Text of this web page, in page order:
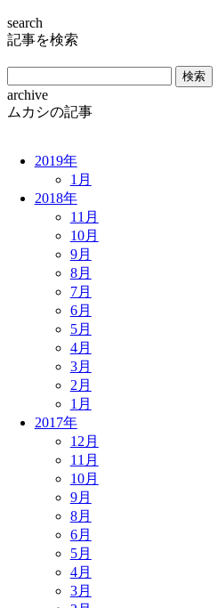
search
記事を検索
archive
ムカシの記事
2019年
1月
2018年
11月
10月
9月
8月
7月
6月
5月
4月
3月
2月
1月
2017年
12月
11月
10月
9月
8月
6月
5月
4月
3月